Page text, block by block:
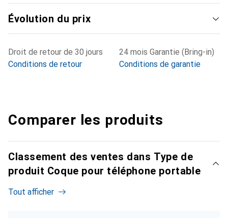
Évolution du prix
Droit de retour de 30 jours
Conditions de retour
24 mois Garantie (Bring-in)
Conditions de garantie
Comparer les produits
Classement des ventes dans Type de
produit Coque pour téléphone portable
Tout afficher